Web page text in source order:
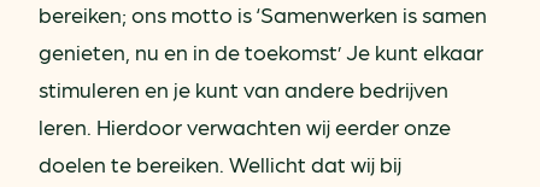
bereiken; ons motto is ‘Samenwerken is samen
genieten, nu en in de toekomst’ Je kunt elkaar
stimuleren en je kunt van andere bedrijven
leren. Hierdoor verwachten wij eerder onze
doelen te bereiken. Wellicht dat wij bij